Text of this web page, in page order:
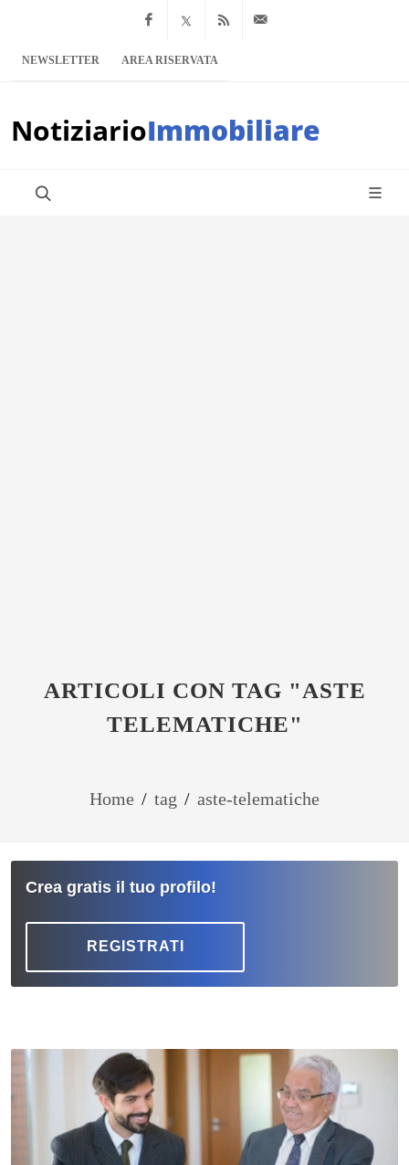
Facebook
x.com Feed RSS
NEWSLETTER AREA RISERVATA
NotiziarioImmobiliare
ARTICOLI CON TAG "ASTE
TELEMATICHE"
Home / tag / aste-telematiche
Crea gratis il tuo profilo!
REGISTRATI